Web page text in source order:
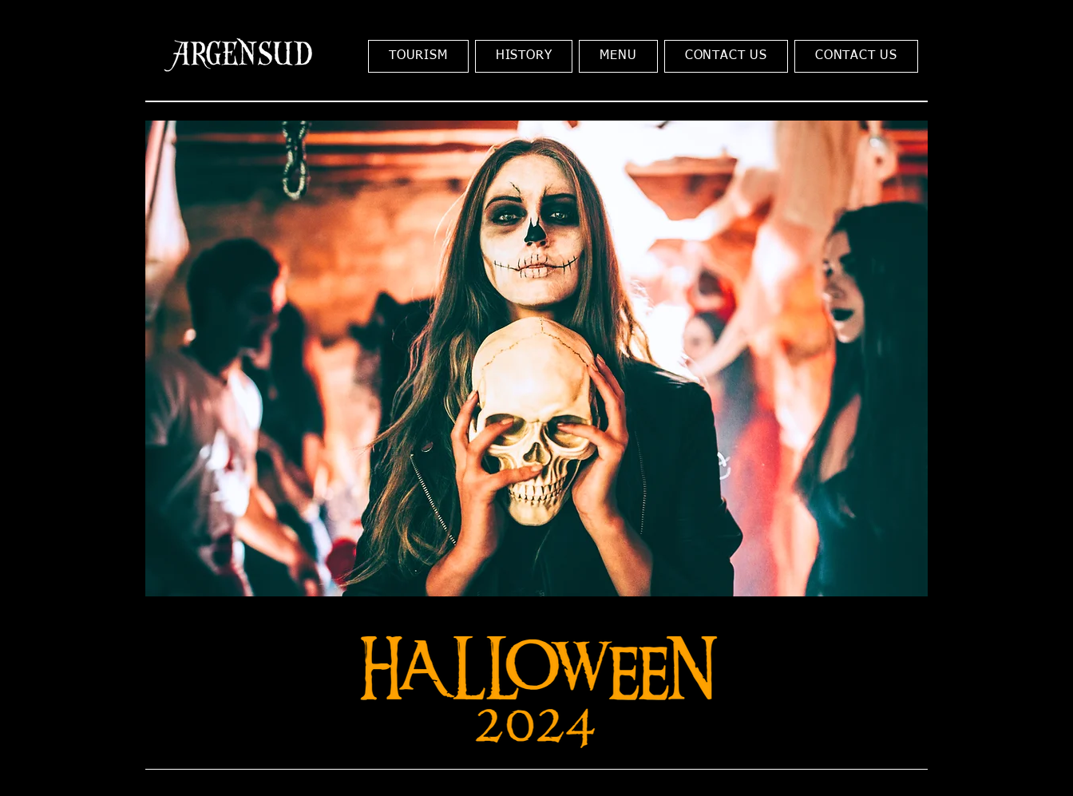
TOURISM HISTORY MENU CONTACT US CONTACT US